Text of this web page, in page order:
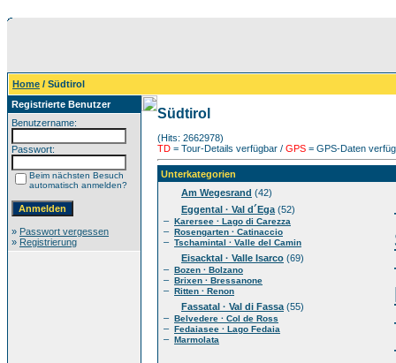
Home / Südtirol
Registrierte Benutzer
Benutzername:
Passwort:
Beim nächsten Besuch
automatisch anmelden?
» Passwort vergessen
» Registrierung
Südtirol
(Hits: 2662978)
TD = Tour-Details verfügbar / GPS = GPS-Daten
Unterkategorien
Am Wegesrand (42)
Eggental · Val d´Ega (52)
– Karersee · Lago di Carezza
– Rosengarten · Catinaccio
– Tschamintal · Valle del Camin
Eisacktal · Valle Isarco (69)
– Bozen · Bolzano
– Brixen · Bressanone
– Ritten · Renon
Fassatal · Val di Fassa (55)
– Belvedere · Col de Ross
– Fedaiasee · Lago Fedaia
– Marmolata